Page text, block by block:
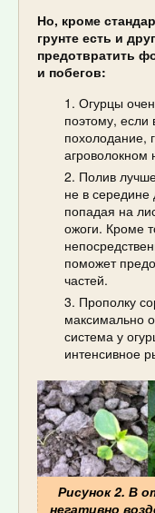
Но, кроме
грунте есть и
предотвратить
и побегов:
Огурцы
поэтому, если
похолодание,
агроволокном
Полив
не в середине
попадая на
ожоги. Кроме
поможет
частей.
Прополку
максимально
система у
интенсивное
Рисунок 2. В
негативно